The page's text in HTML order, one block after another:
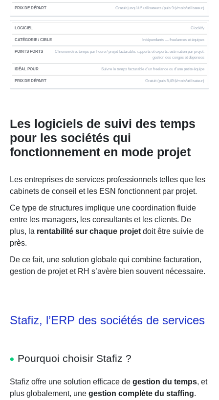
Gratuit jusqu’à 5 utilisateurs (puis 9 $/mois/utilisateur)
Clockify
Indépendants — freelances et équipes
Chronomètre, temps par heure / projet facturable, rapports et exports, estimation par projet,
gestion des congés et dépenses
Suivre le temps facturable d’un freelance ou d’une petite équipe
Gratuit (puis 5,49 $/mois/utilisateur)
Les logiciels de suivi des temps
pour les sociétés qui
fonctionnement en mode projet
Les entreprises de services professionnels telles que les
cabinets de conseil et les ESN fonctionnent par projet.
Ce type de structures implique une coordination fluide
entre les managers, les consultants et les clients. De
plus, la rentabilité sur chaque projet doit être suivie de
près.
De ce fait, une solution globale qui combine facturation,
gestion de projet et RH s’avère bien souvent nécessaire.
Stafiz, l’ERP des sociétés de services
Pourquoi choisir Stafiz ?
Stafiz offre une solution efficace de gestion du temps, et
plus globalement, une gestion complète du staffing.